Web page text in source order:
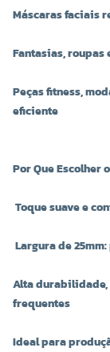
Máscaras faciais
Fantasias, roupas
Peças fitness,
eficiente
Por Que Escolher
Toque suave e
Largura de
Alta durabilidade,
frequentes
Ideal para